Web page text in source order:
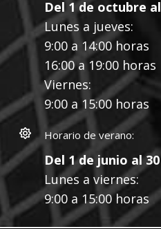
Del 1 de octubre
Lunes a jueves:
9:00 a 14:00 horas
16:00 a 19:00 horas
Viernes:
9:00 a 15:00 horas
Horario de verano:
Del 1 de junio al
Lunes a viernes:
9:00 a 15:00 horas